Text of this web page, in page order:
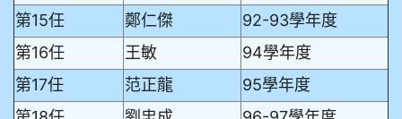
第15任
鄭仁傑
92-93學年度
第16任
王敏
94學年度
第17任
范正龍
95學年度